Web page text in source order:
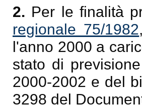
2. Per le finalità
regionale 75/1982
l'anno 2000 a
stato di
2000-2002 e del
3298 del